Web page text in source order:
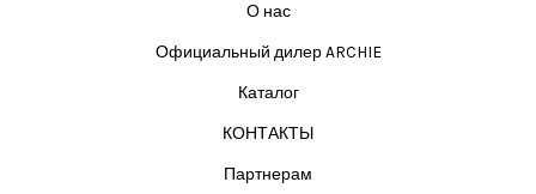
О нас
Официальный дилер ARCHIE
Каталог
КОНТАКТЫ
Партнерам